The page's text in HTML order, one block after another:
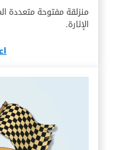
منزلقة مفتوحة
الإثارة.